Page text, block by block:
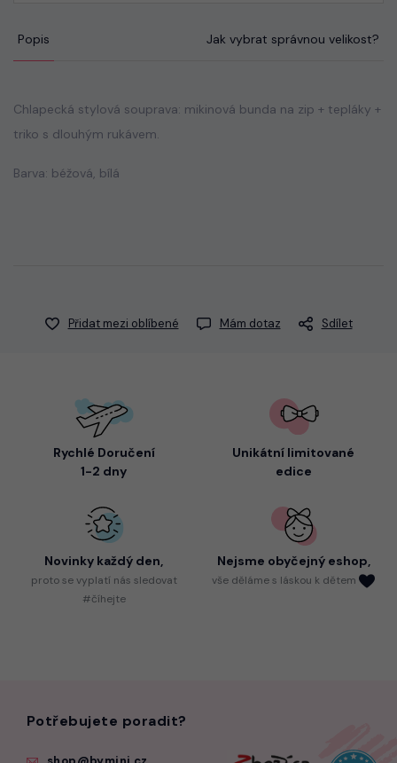
Popis Jak vybrat správnou velikost?
Chlapecká stylová souprava: mikinová bunda na zip + tepláky +
triko s dlouhým rukávem.
Barva: béžová, bílá
Přidat mezi oblíbené Mám dotaz Sdílet
Rychlé Doručení
1-2 dny
Unikátní limitované
edice
Novinky každý den,
protose vyplatí nás sledovat
#číhejte
Nejsme obyčejný eshop,
vše děláme s láskou k dětem
Potřebujete poradit?